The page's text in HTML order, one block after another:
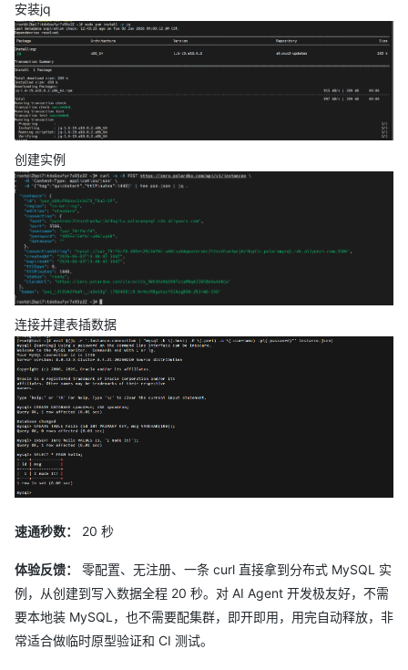
安装jq
创建实例
连接并建表插数据
速通秒数： 20 秒
体验反馈：
零配置、无注册、一条 curl 直接拿到分布式 MySQL 实
例，从创建到写入数据全程 20 秒。对 AI Agent 开发极友好，不需
要本地装 MySQL，也不需要配集群，即开即用，用完自动释放，非
常适合做临时原型验证和 CI 测试。